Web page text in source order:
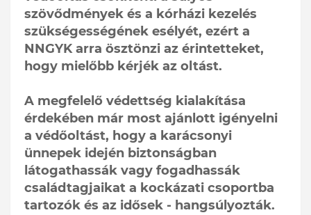
szövődmények és a kórházi kezelés
szükségességének esélyét, ezért a
NNGYK arra ösztönzi az érintetteket,
hogy mielőbb kérjék az oltást.
A megfelelő védettség kialakítása
érdekében már most ajánlott igényelni
a védőoltást, hogy a karácsonyi
ünnepek idején biztonságban
látogathassák vagy fogadhassák
családtagjaikat a kockázati csoportba
tartozók és az idősek - hangsúlyozták.